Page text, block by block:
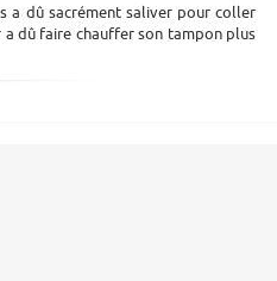
a dû sacrément saliver pour coller
dû faire chauffer son tampon plus